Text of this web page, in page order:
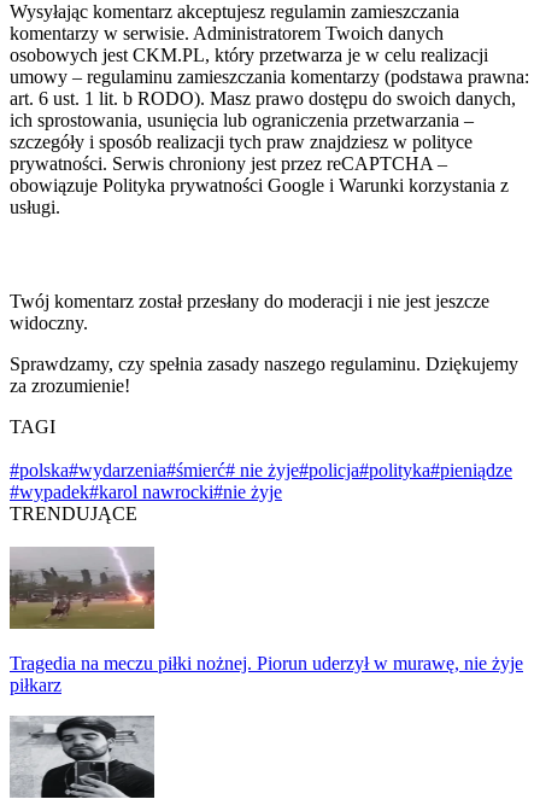
Wysyłając komentarz akceptujesz regulamin zamieszczania
komentarzy w serwisie. Administratorem Twoich danych
osobowych jest CKM.PL, który przetwarza je w celu realizacji
umowy – regulaminu zamieszczania komentarzy (podstawa prawna:
art. 6 ust. 1 lit. b RODO). Masz prawo dostępu do swoich danych,
ich sprostowania, usunięcia lub ograniczenia przetwarzania –
szczegóły i sposób realizacji tych praw znajdziesz w polityce
prywatności. Serwis chroniony jest przez reCAPTCHA –
obowiązuje Polityka prywatności Google i Warunki korzystania z
usługi.
Twój komentarz został przesłany do moderacji i nie jest jeszcze
widoczny.
Sprawdzamy, czy spełnia zasady naszego regulaminu. Dziękujemy
za zrozumienie!
TAGI
#polska#wydarzenia#śmierć# nie żyje#policja#polityka#pieniądze
#wypadek#karol nawrocki#nie żyje
TRENDUJĄCE
Tragedia na meczu piłki nożnej. Piorun uderzył w murawę, nie żyje
piłkarz